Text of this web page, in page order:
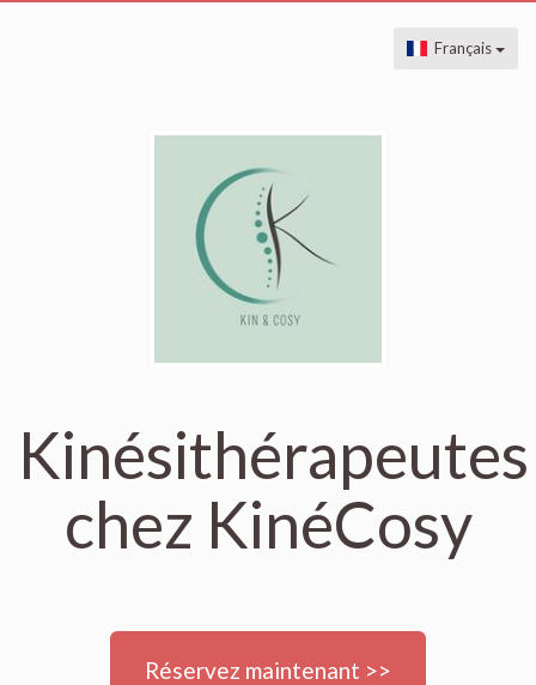
Français
Kinésithérapeutes
chez KinéCosy
Réservez maintenant >>